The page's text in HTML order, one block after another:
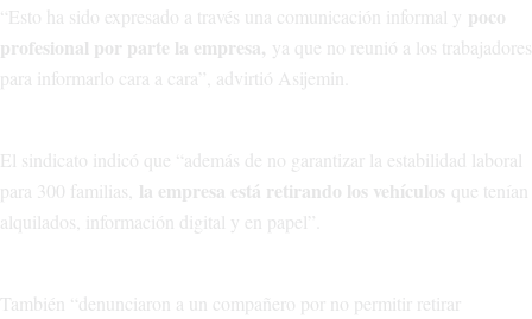
“Esto ha sido expresado a través una comunicación informal y poco
profesional por parte la empresa, ya que no reunió a los trabajadores
para informarlo cara a cara”, advirtió Asijemin.
El sindicato indicó que “además de no garantizar la estabilidad laboral
para 300 familias, la empresa está retirando los vehículos que tenían
alquilados, información digital y en papel”.
También “denunciaron a un compañero por no permitir retirar